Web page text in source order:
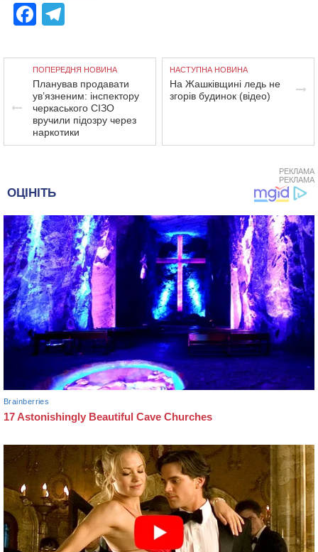
Facebook
ПОПЕРЕДНЯ НОВИНА
Планував продавати
ув’язненим: інспектору
черкаського СІЗО
вручили підозру через
наркотики
НАСТУПНА НОВИНА
На Жашківщині ледь не
згорів будинок (відео)
РЕКЛАМА
РЕКЛАМА